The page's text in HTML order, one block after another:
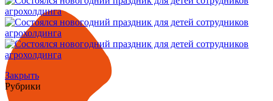
Закрыть
Рубрики